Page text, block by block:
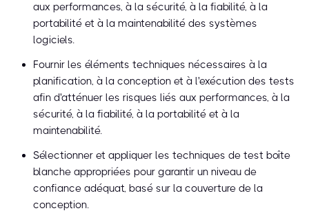
aux performances, à la sécurité, à la fiabilité, à la
portabilité et à la maintenabilité des systèmes
logiciels.
Fournir les éléments techniques nécessaires à la
planification, à la conception et à l'exécution des tests
afin d'atténuer les risques liés aux performances, à la
sécurité, à la fiabilité, à la portabilité et à la
maintenabilité.
Sélectionner et appliquer les techniques de test boîte
blanche appropriées pour garantir un niveau de
confiance adéquat, basé sur la couverture de la
conception.